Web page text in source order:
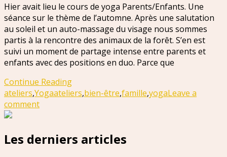
Hier avait lieu le cours de yoga Parents/Enfants. Une
séance sur le thème de l’automne. Après une salutation
au soleil et un auto-massage du visage nous sommes
partis à la rencontre des animaux de la forêt. S’en est
suivi un moment de partage intense entre parents et
enfants avec des positions en duo. Parce que
Continue Reading
ateliers,Yogaateliers,bien-être,famille,yogaLeave a
comment
Les derniers articles